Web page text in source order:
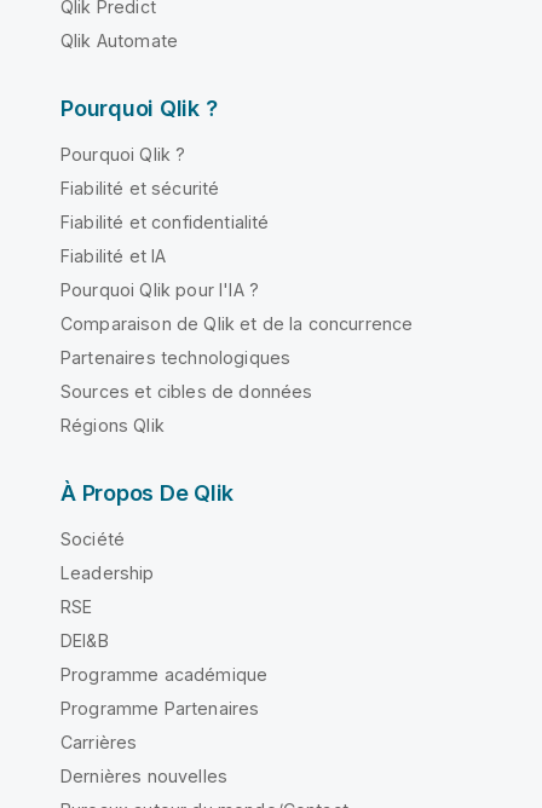
Qlik Predict
Qlik Automate
Pourquoi Qlik ?
Pourquoi Qlik ?
Fiabilité et sécurité
Fiabilité et confidentialité
Fiabilité et IA
Pourquoi Qlik pour l'IA ?
Comparaison de Qlik et de la concurrence
Partenaires technologiques
Sources et cibles de données
Régions Qlik
À Propos De Qlik
Société
Leadership
RSE
DEI&B
Programme académique
Programme Partenaires
Carrières
Dernières nouvelles